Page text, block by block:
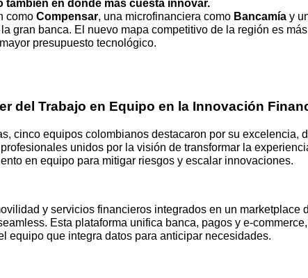
en donde más cuesta innovar.
como Compensar, una microfinanciera como Bancamía y
gran banca. El nuevo mapa competitivo de la región es
presupuesto tecnológico.
del Trabajo en Equipo en la Innovación
cinco equipos colombianos destacaron por su excelencia,
unidos por la visión de transformar la
en equipo para mitigar riesgos y escalar innovaciones.
y servicios financieros integrados en un marketplace
Esta plataforma unifica banca, pagos y e-
equipo que integra datos para anticipar necesidades.